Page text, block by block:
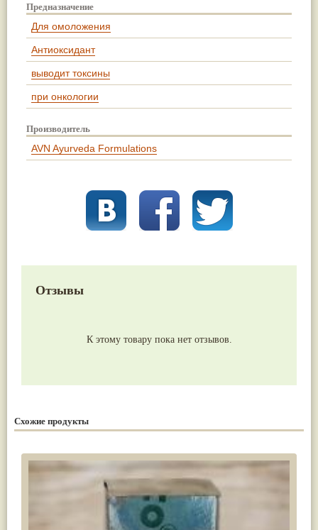
Предназначение
Для омоложения
Антиоксидант
выводит токсины
при онкологии
Производитель
AVN Ayurveda Formulations
Отзывы
К этому товару пока нет отзывов.
Схожие продукты